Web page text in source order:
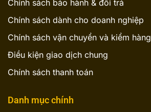
Chính sách bảo hành & đổi trả
Chính sách dành cho doanh nghiệp
Chính sách vận chuyển và kiểm hàng
Điều kiện giao dịch chung
Chính sách thanh toán
Danh mục chính